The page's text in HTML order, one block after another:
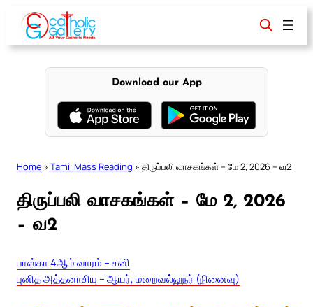
content
Download our App
Home » Tamil Mass Reading » திருப்பலி வாசகங்கள் – மே 2, 2026 – வ2
திருப்பலி வாசகங்கள் – மே 2, 2026
– வ2
பாஸ்கா 4ஆம் வாரம் – சனி
புனித அத்தனாசியு – ஆயர், மறைவல்லுநர் (நினைவு)